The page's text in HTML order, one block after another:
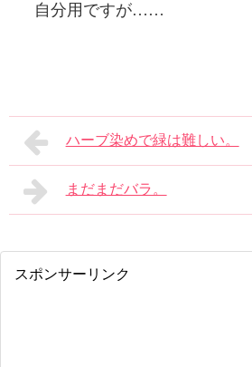
自分用ですが……
ハーブ染めで緑は難しい。
まだまだバラ。
スポンサーリンク